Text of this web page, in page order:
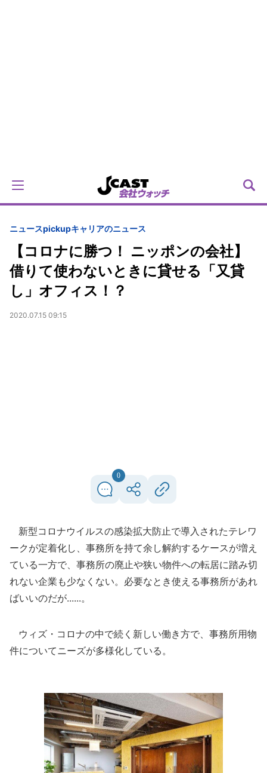
ニュースpickupキャリアのニュース
【コロナに勝つ！ ニッポンの会社】
借りて使わないときに貸せる「又貸
し」オフィス！？
2020.07.15 09:15
0
新型コロナウイルスの感染拡大防止で導入されたテレワ
ークが定着化し、事務所を持て余し解約するケースが増え
ている一方で、事務所の廃止や狭い物件への転居に踏み切
れない企業も少なくない。必要なとき使える事務所があれ
ばいいのだが......。
ウィズ・コロナの中で続く新しい働き方で、事務所用物
件についてニーズが多様化している。